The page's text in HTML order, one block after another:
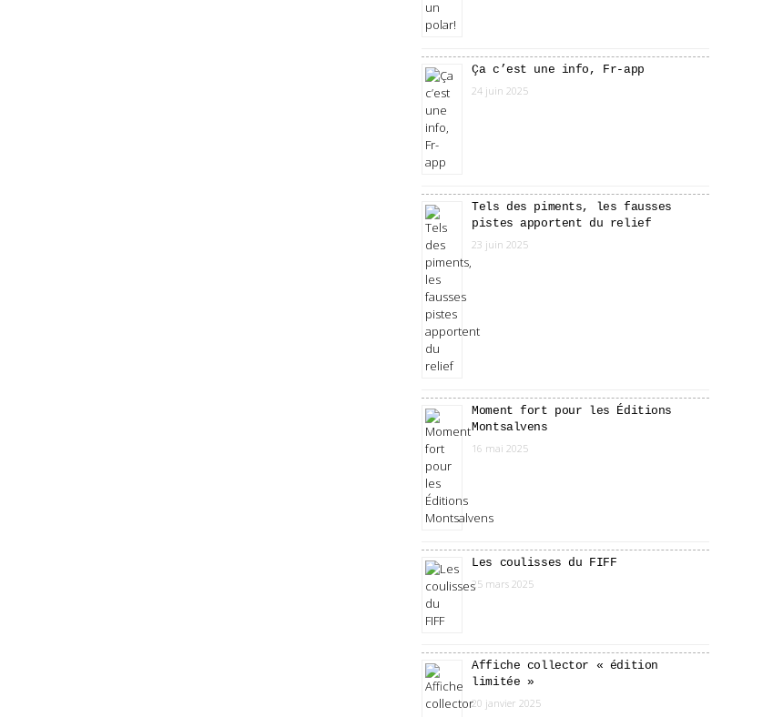
Ça c’est une info, Fr-app
24 juin 2025
Tels des piments, les fausses
pistes apportent du relief
23 juin 2025
Moment fort pour les Éditions
Montsalvens
16 mai 2025
Les coulisses du FIFF
25 mars 2025
Affiche collector « édition
limitée »
20 janvier 2025